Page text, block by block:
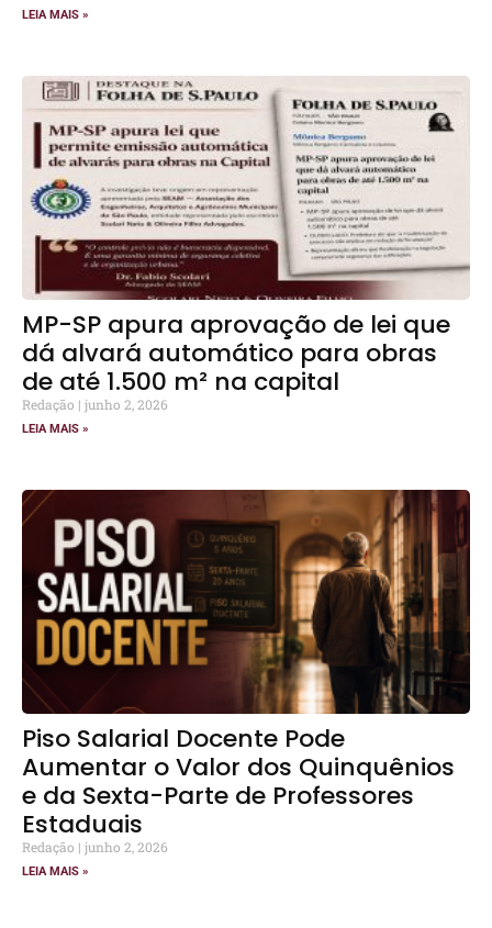
LEIA MAIS »
MP-SP apura aprovação de lei que
dá alvará automático para obras
de até 1.500 m² na capital
Redação junho 2, 2026
LEIA MAIS »
Piso Salarial Docente Pode
Aumentar o Valor dos Quinquênios
e da Sexta-Parte de Professores
Estaduais
Redação junho 2, 2026
LEIA MAIS »